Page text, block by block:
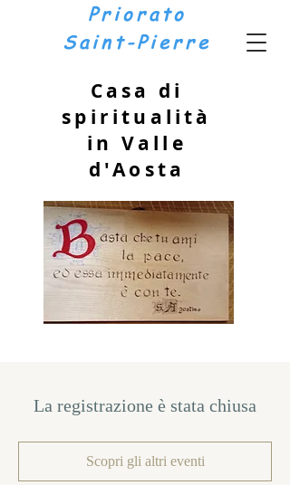
Priorato
Saint-Pierre
Casa di
spiritualità
in Valle
d'Aosta
La registrazione è stata chiusa
Scopri gli altri eventi